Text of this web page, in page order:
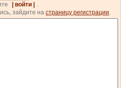
| войти |
.
зайдите на страницу регистрации.